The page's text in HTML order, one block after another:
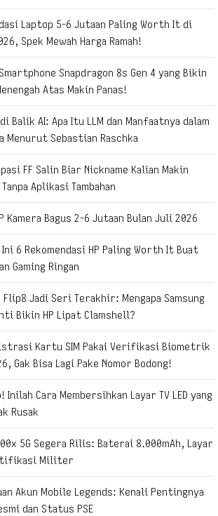
Laptop 5-6 Jutaan Paling Worth It di
Spek Mewah Harga Ramah!
Snapdragon 8s Gen 4 yang Bikin
Atas Makin Panas!
Balik AI: Apa Itu LLM dan Manfaatnya dalam
Menurut Sebastian Raschka
FF Salin Biar Nickname Kalian Makin
Aplikasi Tambahan
Kamera Bagus 2-6 Jutaan Bulan Juli 2026
Ini 6 Rekomendasi HP Paling Worth It Buat
Gaming Ringan
Flip8 Jadi Seri Terakhir: Mengapa Samsung
Bikin HP Lipat Clamshell?
Kartu SIM Pakai Verifikasi Biometrik
Gak Bisa Lagi Pake Nomor Bodong!
Inilah Cara Membersihkan Layar TV LED yang
Rusak
5G Segera Rilis: Baterai 8.000mAh, Layar
Militer
Akun Mobile Legends: Kenali Pentingnya
dan Status PSE